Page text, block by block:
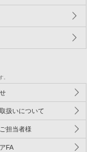
。
扱いについて
担当者様
FA